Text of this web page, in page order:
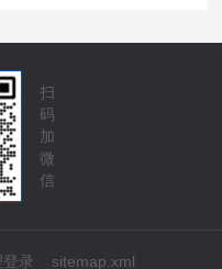
扫
码
加
微
信
登录 sitemap.xml